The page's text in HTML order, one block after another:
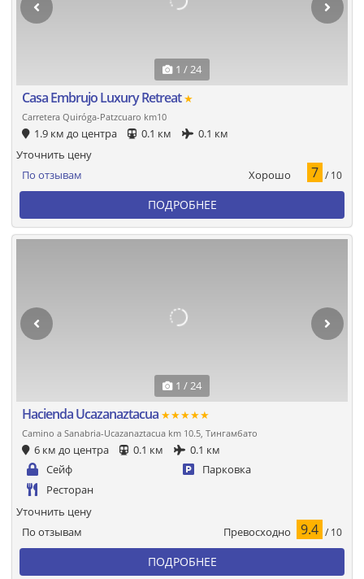
1 / 24
Casa Embrujo Luxury Retreat★
Carretera Quiróga-Patzcuaro km10
1.9 км до центра 0.1 км 0.1 км
По отзывам Хорошо 7 / 10
Уточнить цену
ПОДРОБНЕЕ
1 / 24
Hacienda Ucazanaztacua ★★★★★
Camino a Sanabria-Ucazanaztacua km 10.5, Тингамбато
6 км до центра 0.1 км
0.1 км
Сейф
Парковка
Ресторан
По отзывам Превосходно 9.4 / 10
Уточнить цену
ПОДРОБНЕЕ